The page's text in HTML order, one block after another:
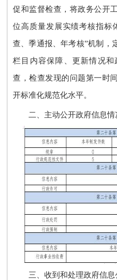
促和监督检查 ， 将政务公开
位高质量发展实绩考核指标
查、季通报、年考核”机制，
栏目内容保障、更新情况
查，检查发现的问题第一时
开标准化规范化水平。
二、 主动公开政府信息情
三、收到和处理政府信